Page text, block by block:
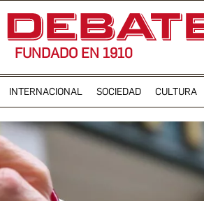
FUNDADO EN 1910
INTERNACIONAL SOCIEDAD CULTURA